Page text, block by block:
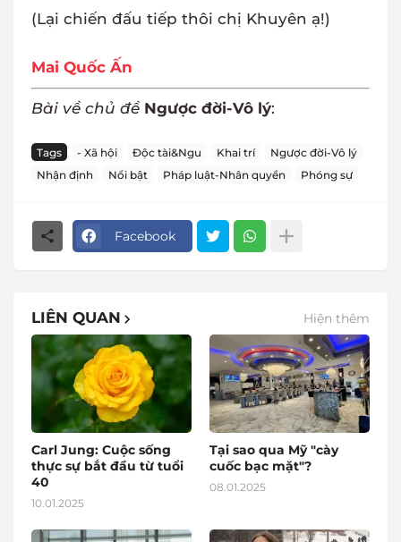
(Lại chiến đấu tiếp thôi chị Khuyên ạ!)
Mai Quốc Ấn
Bài về chủ đề Ngược đời-Vô lý:
Tags - Xã hội Độc tài&Ngu Khai trí
Ngược đời-Vô lý
Nhận định
Nổi bật Pháp luật-Nhân quyền Phóng sự
Facebook
LIÊN QUAN Hiện thêm
Carl Jung: Cuộc sống
thực sự bắt đầu từ tuổi
40
10.01.2025
Tại sao qua Mỹ "cày
cuốc bạc mặt"?
08.01.2025